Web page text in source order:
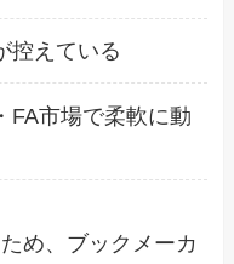
控えている
FA市場で柔軟に動
め、ブックメーカ